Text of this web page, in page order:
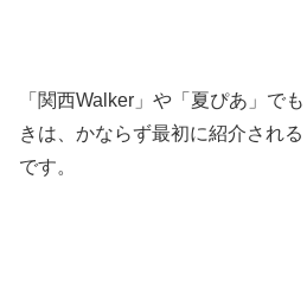
「関西Walker」や「夏ぴあ」で
きは、かならず最初に紹介され
です。